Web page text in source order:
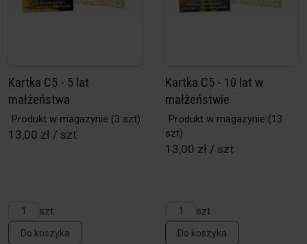
Kartka C5 - 5 lat
małżeństwa
Produkt w magazynie (3 szt)
13,00 zł / szt
szt
Do koszyka
Kartka C5 - 10 lat w
małżeństwie
Produkt w magazynie (13
szt)
13,00 zł / szt
szt
Do koszyka